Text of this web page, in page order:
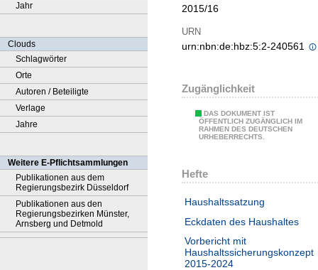
Jahr
Clouds
Schlagwörter
Orte
Autoren / Beteiligte
Verlage
Jahre
Weitere E-Pflichtsammlungen
Publikationen aus dem
Regierungsbezirk Düsseldorf
Publikationen aus den
Regierungsbezirken Münster,
Arnsberg und Detmold
2015/16
URN
urn:nbn:de:hbz:5:2-240561
Zugänglichkeit
DAS DOKUMENT IST
ÖFFENTLICH ZUGÄNGLICH IM
RAHMEN DES DEUTSCHEN
URHEBERRECHTS.
Hefte
Haushaltssatzung
Eckdaten des Haushaltes
Vorbericht mit
Haushaltssicherungskonzept
2015-2024